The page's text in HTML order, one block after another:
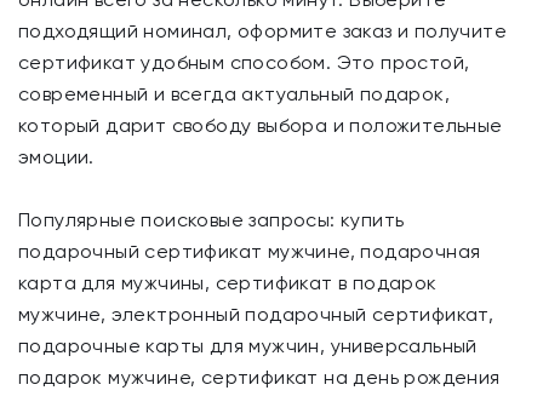
подходящий номинал, оформите заказ и получите
сертификат удобным способом. Это простой,
современный и всегда актуальный подарок,
который дарит свободу выбора и положительные
эмоции.
Популярные поисковые запросы: купить
подарочный сертификат мужчине, подарочная
карта для мужчины, сертификат в подарок
мужчине, электронный подарочный сертификат,
подарочные карты для мужчин, универсальный
подарок мужчине, сертификат на день рождения